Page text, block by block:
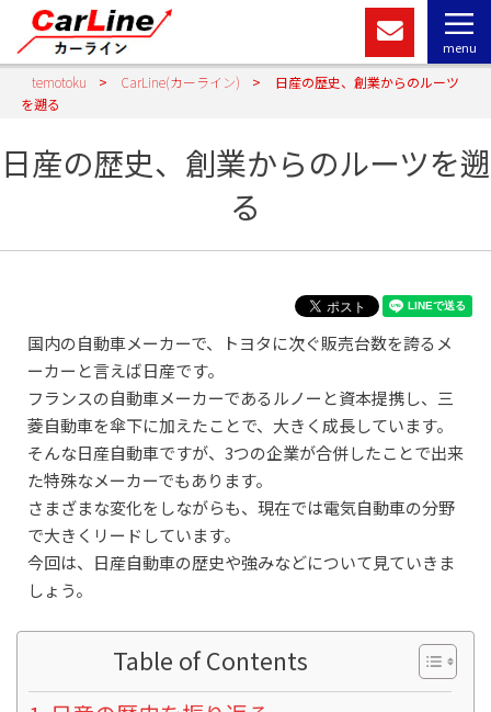
menu
temotoku > CarLine(カーライン) >
日産の歴史、創業からのルーツ
を遡る
日産の歴史、創業からのルーツを遡
る
国内の自動車メーカーで、トヨタに次ぐ販売台数を誇るメ
ーカーと言えば日産です。
フランスの自動車メーカーであるルノーと資本提携し、三
菱自動車を傘下に加えたことで、大きく成長しています。
そんな日産自動車ですが、3つの企業が合併したことで出来
た特殊なメーカーでもあります。
さまざまな変化をしながらも、現在では電気自動車の分野
で大きくリードしています。
今回は、日産自動車の歴史や強みなどについて見ていきま
しょう。
Table of Contents